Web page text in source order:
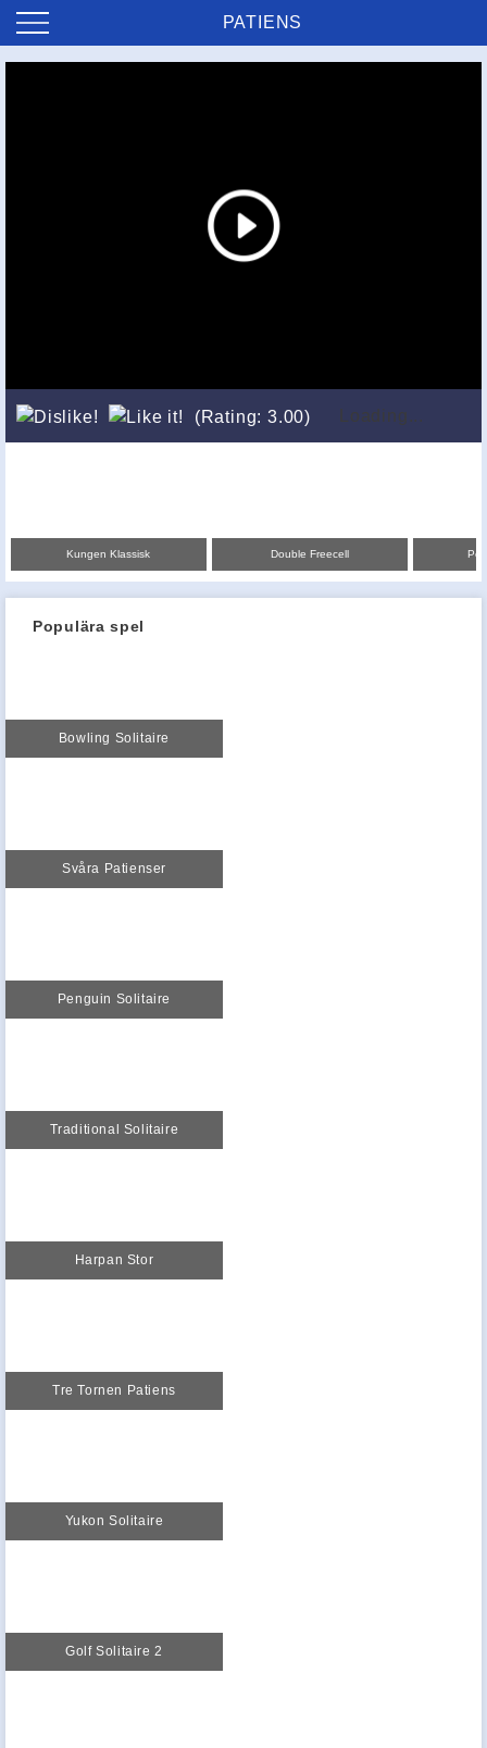
PATIENS
(Rating: 3.00) Loading...
Kungen Klassisk Double Freecell
Populära spel
Bowling Solitaire
Svåra Patienser
Penguin Solitaire
Traditional Solitaire
Harpan Stor
Tre Tornen Patiens
Yukon Solitaire
Golf Solitaire 2